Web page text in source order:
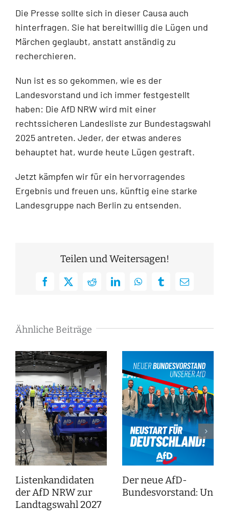
Die Presse sollte sich in dieser Causa auch
hinterfragen. Sie hat bereitwillig die Lügen und
Märchen geglaubt, anstatt anständig zu
recherchieren.
Nun ist es so gekommen, wie es der
Landesvorstand und ich immer festgestellt
haben: Die AfD NRW wird mit einer
rechtssicheren Landesliste zur Bundestagswahl
2025 antreten. Jeder, der etwas anderes
behauptet hat, wurde heute Lügen gestraft.
Jetzt kämpfen wir für ein hervorragendes
Ergebnis und freuen uns, künftig eine starke
Landesgruppe nach Berlin zu entsenden.
Teilen und Weitersagen!
Facebook
X RedditLinkedInWhatsAppTumblrE-
Ähnliche Beiträge
Listenkandidaten
der AfD NRW zur
Landtagswahl 2027
Der neue AfD-
Bundesvorstand: